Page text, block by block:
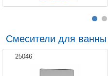
Смесители для ванны
25046